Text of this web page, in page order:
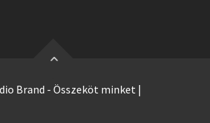
Brand - Összeköt minket |